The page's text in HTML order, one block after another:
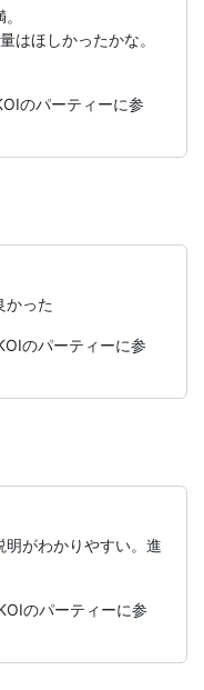
はほしかったかな。
のパーティーに参
かった
のパーティーに参
明がわかりやすい。進
のパーティーに参